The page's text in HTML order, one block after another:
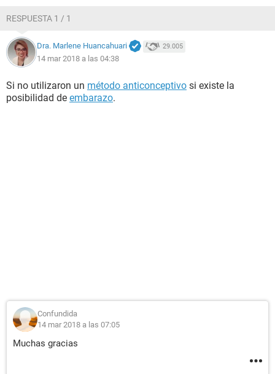
RESPUESTA 1 / 1
Dra. Marlene Huancahuari 29.005
14 mar 2018 a las 04:38
Si no utilizaron un método anticonceptivo si existe la
posibilidad de embarazo.
Confundida
14 mar 2018 a las 07:05
Muchas gracias